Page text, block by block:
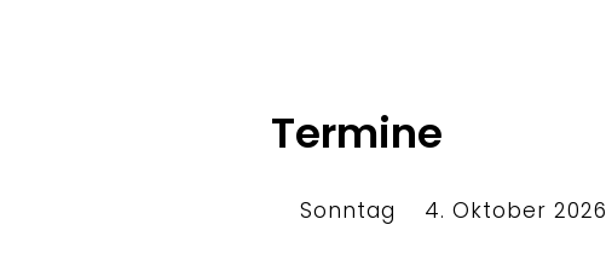
Termine
Sonntag 4. Oktober 2026